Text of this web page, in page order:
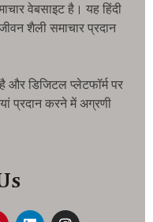
वेबसाइट है। यह हिंदी
शैली समाचार प्रदान
और डिजिटल प्लेटफॉर्म पर
प्रदान करने में अग्रणी